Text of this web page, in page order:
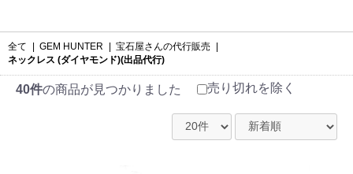
全て GEM HUNTER 宝石屋さんの代行販売
ネックレス (ダイヤモンド)(出品代行)
40件の商品が見つかりました 売り切れを除く